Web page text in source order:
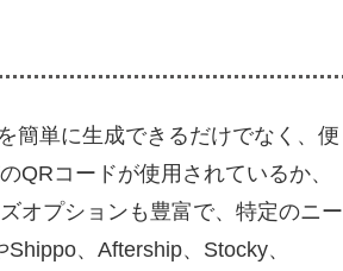
簡単に生成できるだけでなく、便
QRコードが使用されているか、
オプションも豊富で、特定のニー
、Aftership、Stocky、